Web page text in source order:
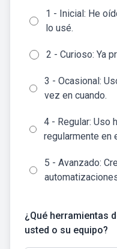
1 - Inicial: He
lo usé.
2 - Curioso: Ya
3 - Ocasional:
vez en cuando.
4 - Regular: Uso
regularmente en
5 - Avanzado:
¿Qué herramientas
usted o su equipo?